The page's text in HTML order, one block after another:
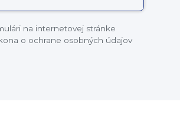
na internetovej stránke
o ochrane osobných údajov